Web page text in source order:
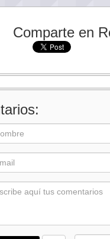
Comparte en